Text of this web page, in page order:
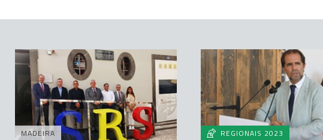
MADEIRA REGIONAIS 2023